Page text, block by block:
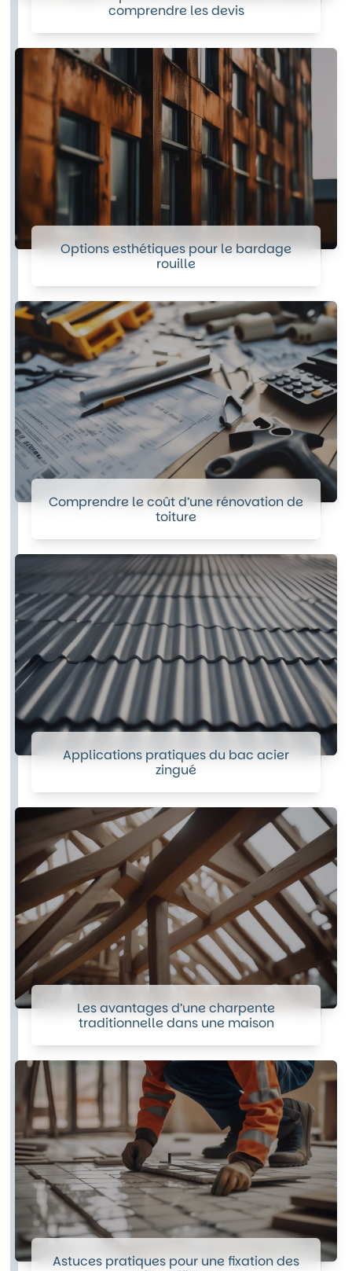
comprendre les devis
Options esthétiques pour le bardage
rouille
Comprendre le coût d’une rénovation de
toiture
Applications pratiques du bac acier
zingué
Les avantages d’une charpente
traditionnelle dans une maison
Astuces pratiques pour une fixation des